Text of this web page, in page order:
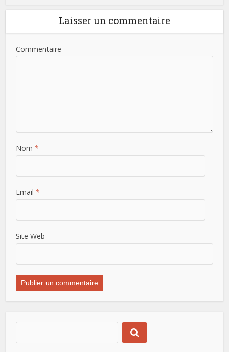
Laisser un commentaire
Commentaire
Nom *
Email *
Site Web